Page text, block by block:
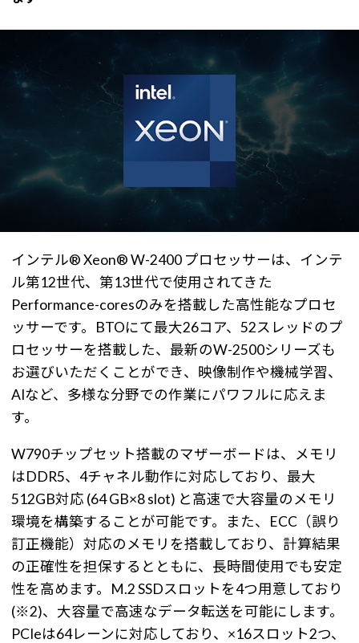
インテル® Xeon® W-2400 プロセッサーは、インテ
ル第12世代、第13世代で使用されてきた
Performance-coresのみを搭載した高性能なプロセ
ッサーです。BTOにて最大26コア、52スレッドのプ
ロセッサーを搭載した、最新のW-2500シリーズも
お選びいただくことができ、映像制作や機械学習、
AIなど、多様な分野での作業にパワフルに応えま
す。
W790チップセット搭載のマザーボードは、メモリ
はDDR5、4チャネル動作に対応しており、最大
512GB対応 (64 GB×8 slot) と高速で大容量のメモリ
環境を構築することが可能です。また、ECC（誤り
訂正機能）対応のメモリを搭載しており、計算結果
の正確性を担保するとともに、長時間使用でも安定
性を高めます。M.2 SSDスロットを4つ用意しており
(※2)、大容量で高速なデータ転送を可能にします。
PCIeは64レーンに対応しており、×16スロット2つ、